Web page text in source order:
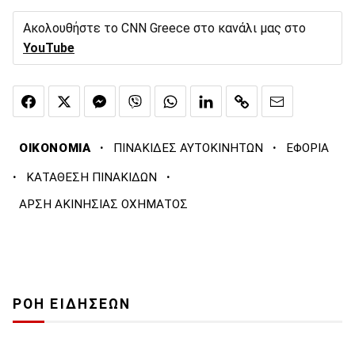
Ακολουθήστε το CNN Greece στο κανάλι μας στο
YouTube
ΟΙΚΟΝΟΜΙΑ · ΠΙΝΑΚΙΔΕΣ ΑΥΤΟΚΙΝΗΤΩΝ · ΕΦΟΡΙΑ
· ΚΑΤΑΘΕΣΗ ΠΙΝΑΚΙΔΩΝ ·
ΑΡΣΗ ΑΚΙΝΗΣΙΑΣ ΟΧΗΜΑΤΟΣ
ΡΟΗ ΕΙΔΗΣΕΩΝ